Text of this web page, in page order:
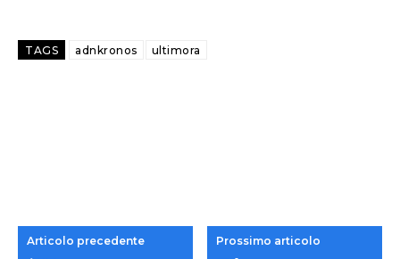
TAGS adnkronos ultimora
Articolo precedente Prossimo articolo